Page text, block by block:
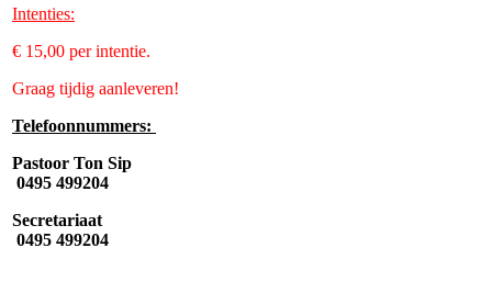
Intenties:
€ 15,00 per intentie.
Graag tijdig aanleveren!
Telefoonnummers:
Pastoor Ton Sip
0495 499204
Secretariaat
0495 499204